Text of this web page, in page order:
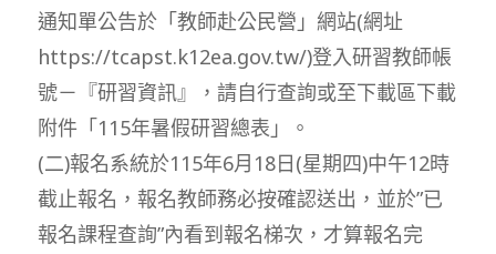
通知單公告於「教師赴公民營」網站(網址
https://tcapst.k12ea.gov.tw/)登入研習教師帳
號－『研習資訊』，請自行查詢或至下載區下載
附件「115年暑假研習總表」。
(二)報名系統於115年6月18日(星期四)中午12時
截止報名，報名教師務必按確認送出，並於”已
報名課程查詢”內看到報名梯次，才算報名完